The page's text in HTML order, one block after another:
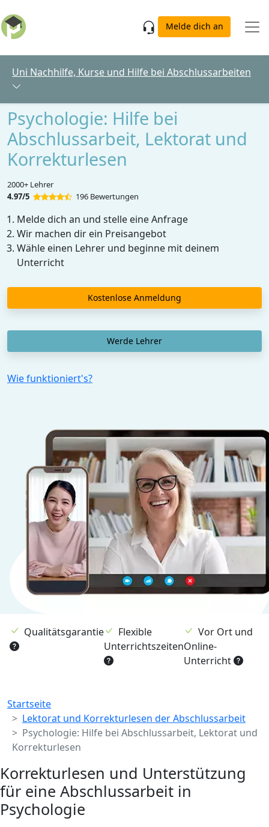
Melde dich an
Uni Nachhilfe, Kurse und Hilfe bei Abschlussarbeiten
Psychologie: Hilfe bei
Abschlussarbeit, Lektorat und
Korrekturlesen
2000+ Lehrer
4.97/5
196 Bewertungen
Melde dich an und stelle eine Anfrage
Wir machen dir ein Preisangebot
Wähle einen Lehrer und beginne mit deinem
Unterricht
Kostenlose Anmeldung
Werde Lehrer
Wie funktioniert's?
Qualitätsgarantie
Flexible
Unterrichtszeiten
Vor Ort und
Online-
Unterricht
Breadcrumb
Startseite
Lektorat und Korrekturlesen der Abschlussarbeit
Psychologie: Hilfe bei Abschlussarbeit, Lektorat und
Korrekturlesen
Korrekturlesen und Unterstützung
für eine Abschlussarbeit in
Psychologie